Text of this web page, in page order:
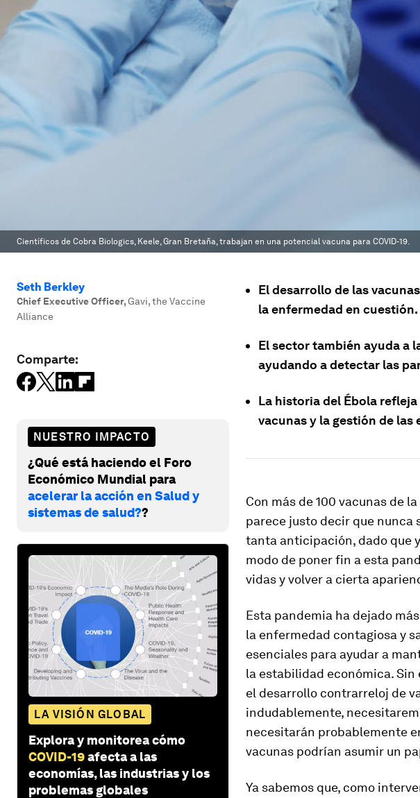
Científicos de Cobra Biologics, Keele, Gran Bretaña, trabajan en una potencial vacuna para COVID-19.
Seth Berkley
Chief Executive Officer,Gavi, the Vaccine
Alliance
Comparte:
NUESTRO IMPACTO
¿Qué está haciendo el Foro
Económico Mundial para
acelerar la acción en Salud y
sistemas de salud??
LA VISIÓN GLOBAL
Explora y monitorea cómo
COVID-19afecta a las
economías, las industrias y los
problemas globales
El desarrollo de las
la enfermedad en cuestión.
El sector también ayuda a
ayudando a detectar las
La historia del Ébola
vacunas y la gestión de las
Con más de 100 vacunas de
parece justo decir que nunca
tanta anticipación, dado que
modo de poner fin a esta
vidas y volver a cierta
Esta pandemia ha dejado
la enfermedad contagiosa y
esenciales para ayudar a
la estabilidad económica.
el desarrollo contrarreloj de
indudablemente,
necesitarán probablemente
vacunas podrían asumir un
Ya sabemos que, como